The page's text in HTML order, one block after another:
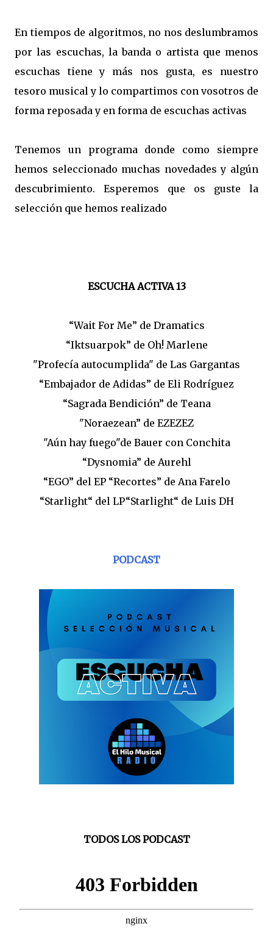
En tiempos de algoritmos, no nos deslumbramos
por las escuchas, la banda o artista que menos
escuchas tiene y más nos gusta, es nuestro
tesoro musical y lo compartimos con vosotros de
forma reposada y en forma de escuchas activas
Tenemos un programa donde como siempre
hemos seleccionado muchas novedades y algún
descubrimiento. Esperemos que os guste la
selección que hemos realizado
ESCUCHA ACTIVA 13
“Wait For Me” de Dramatics
“Iktsuarpok” de Oh! Marlene
"Profecía autocumplida" de Las Gargantas
“Embajador de Adidas” de Eli Rodríguez
“Sagrada Bendición” de Teana
"Noraezean” de EZEZEZ
"Aún hay fuego"de Bauer con Conchita
“Dysnomia” de Aurehl
“EGO” del EP “Recortes” de Ana Farelo
“Starlight“ del LP“Starlight“ de Luis DH
PODCAST
TODOS LOS PODCAST